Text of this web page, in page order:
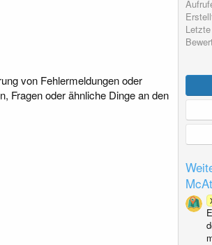
von Fehlermeldungen oder
Fragen oder ähnliche Dinge an den